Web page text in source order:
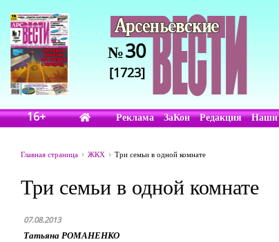
№30
[1723]
16+ Реклама ЗаКон Редакция Наши
Главная страница ЖКХ Три семьи в одной комнате
Три семьи в одной комнате
07.08.2013
Татьяна РОМАНЕНКО